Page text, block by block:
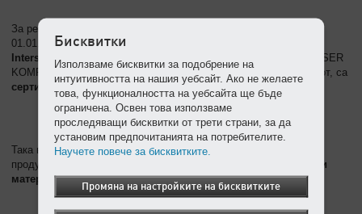
За рециклиране на опаковки от частни крайни потребители от
01.01.2009 г. сме свързани със
Interseroh . По този начин всички опаковки, използвани от KAESER
KOMPRESSOREN директно или в рамките на търговския оборот, са
сертифицирани
по §6 от Регламента за опаковките
Така всички частни крайни потребители могат да изхвърлят
продуктите на Kaeser в
съдовете за събиране на опаковъчни
материали.
Бисквитки
Използваме бисквитки за подобрение на
интуитивността на нашия уебсайт. Ако не желаете
това, функционалността на уебсайта ще бъде
ограничена. Освен това използваме
проследяващи бисквитки от трети страни, за да
установим предпочитанията на потребителите.
Научете повече за бисквитките.
Промяна на настройките на бисквитките